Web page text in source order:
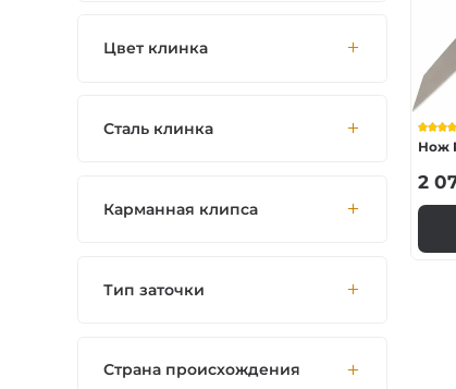
Нож
2
Цвет клинка
Сталь клинка
Карманная клипса
Тип заточки
Страна происхождения